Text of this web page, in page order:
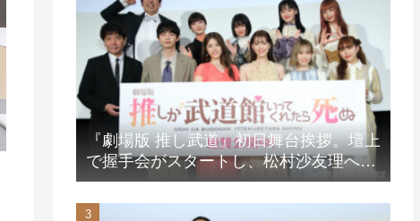
『劇場版 推し武道』初日舞台挨拶。壇上
で握手会がスタートし、松村沙友理への
想いをアピール！？